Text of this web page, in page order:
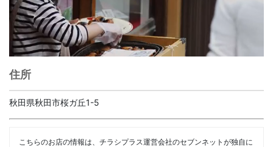
住所
秋田県秋田市桜ガ丘1-5
こちらのお店の情報は、チラシプラス運営会社のセブンネットが独自に